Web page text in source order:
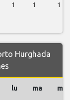
1 1 1
Hurghada
lu ma me